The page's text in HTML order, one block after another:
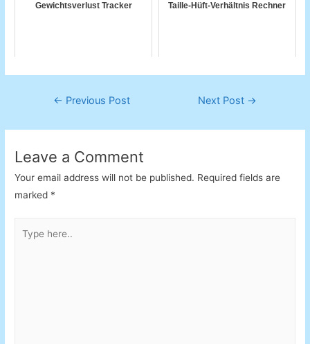
Gewichtsverlust Tracker Taille-Hüft-Verhältnis Rechner
Post
← Previous Post Next Post →
Leave a Comment
Your email address will not be published. Required fields are
marked *
here..